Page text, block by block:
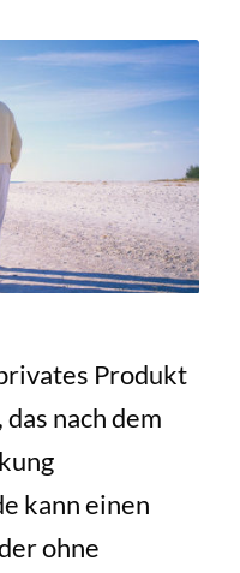
Produkt
nach dem
kann einen
ohne